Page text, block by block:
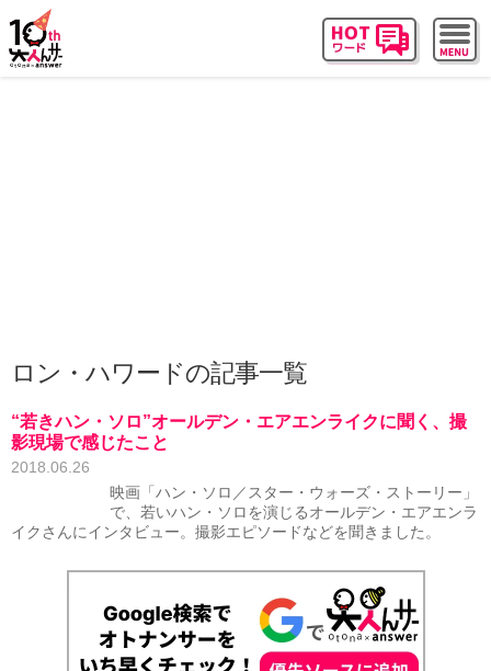
ロン・ハワードの記事一覧
“若きハン・ソロ”オールデン・エアエンライクに聞く、撮
影現場で感じたこと
2018.06.26
映画「ハン・ソロ／スター・ウォーズ・ストーリー」
で、若いハン・ソロを演じるオールデン・エアエンラ
イクさんにインタビュー。撮影エピソードなどを聞きました。